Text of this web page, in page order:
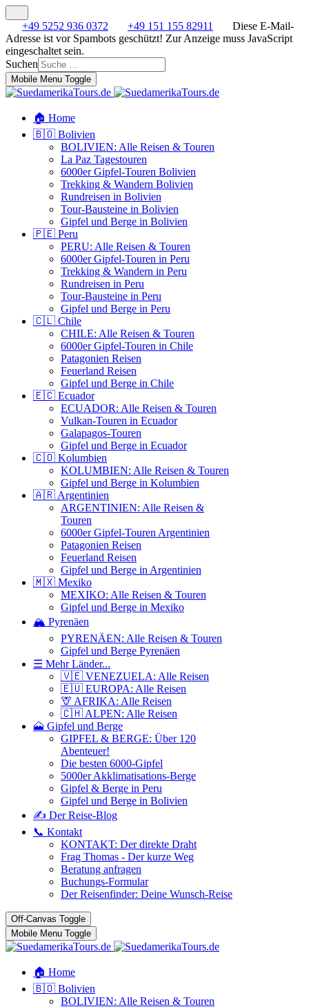
+49 5252 936 0372 +49 151 155 82911
Diese E-Mail-
Adresse ist vor Spambots geschützt! Zur Anzeige muss JavaScript
eingeschaltet sein.
Suchen
Mobile Menu Toggle
🏠 Home
🇧🇴 Bolivien
BOLIVIEN: Alle Reisen & Touren
La Paz Tagestouren
6000er Gipfel-Touren Bolivien
Trekking & Wandern Bolivien
Rundreisen in Bolivien
Tour-Bausteine in Bolivien
Gipfel und Berge in Bolivien
🇵🇪 Peru
PERU: Alle Reisen & Touren
6000er Gipfel-Touren in Peru
Trekking & Wandern in Peru
Rundreisen in Peru
Tour-Bausteine in Peru
Gipfel und Berge in Peru
🇨🇱 Chile
CHILE: Alle Reisen & Touren
6000er Gipfel-Touren in Chile
Patagonien Reisen
Feuerland Reisen
Gipfel und Berge in Chile
🇪🇨 Ecuador
ECUADOR: Alle Reisen & Touren
Vulkan-Touren in Ecuador
Galapagos-Touren
Gipfel und Berge in Ecuador
🇨🇴 Kolumbien
KOLUMBIEN: Alle Reisen & Touren
Gipfel und Berge in Kolumbien
🇦🇷 Argentinien
ARGENTINIEN: Alle Reisen &
Touren
6000er Gipfel-Touren Argentinien
Patagonien Reisen
Feuerland Reisen
Gipfel und Berge in Argentinien
🇲🇽 Mexiko
MEXIKO: Alle Reisen & Touren
Gipfel und Berge in Mexiko
🏔️ Pyrenäen
PYRENÄEN: Alle Reisen & Touren
Gipfel und Berge Pyrenäen
☰ Mehr Länder...
🇻🇪 VENEZUELA: Alle Reisen
🇪🇺 EUROPA: Alle Reisen
🦒 AFRIKA: Alle Reisen
🇨🇭 ALPEN: Alle Reisen
🗻 Gipfel und Berge
GIPFEL & BERGE: Über 120
Abenteuer!
Die besten 6000-Gipfel
5000er Akklimatisations-Berge
Gipfel & Berge in Peru
Gipfel und Berge in Bolivien
✍️ Der Reise-Blog
📞 Kontakt
KONTAKT: Der direkte Draht
Frag Thomas - Der kurze Weg
Beratung anfragen
Buchungs-Formular
Der Reisenfinder: Deine Wunsch-Reise
Off-Canvas Toggle
Mobile Menu Toggle
🏠 Home
🇧🇴 Bolivien
BOLIVIEN: Alle Reisen & Touren